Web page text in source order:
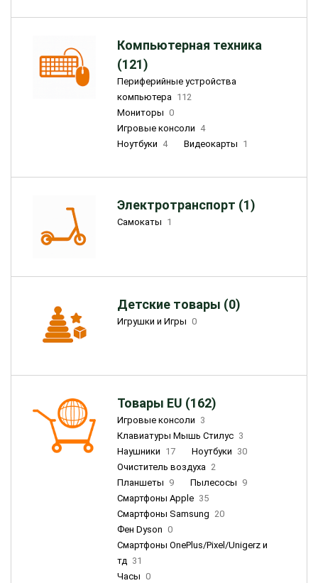
Компьютерная техника
(121)
Периферийные устройства
компьютера 112
Мониторы 0
Игровые консоли 4
Ноутбуки 4 Видеокарты 1
Электротранспорт (1)
Самокаты 1
Детские товары (0)
Игрушки и Игры 0
Товары EU (162)
Игровые консоли 3
Клавиатуры Мышь Стилус 3
Наушники 17 Ноутбуки 30
Очиститель воздуха 2
Планшеты 9 Пылесосы 9
Смартфоны Apple 35
Смартфоны Samsung 20
Фен Dyson 0
Смартфоны OnePlus/Pixel/Unigerz и
тд 31
Часы 0